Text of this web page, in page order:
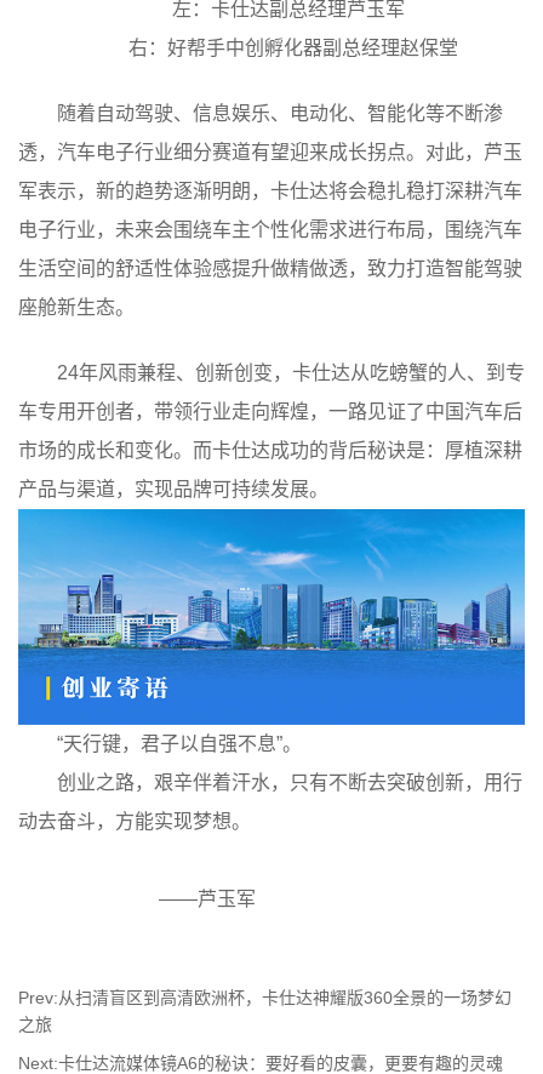
左：卡仕达副总经理芦玉军
右：好帮手中创孵化器副总经理赵保堂
随着自动驾驶、信息娱乐、电动化、智能化等不断渗
透，汽车电子行业细分赛道有望迎来成长拐点。对此，芦玉
军表示，新的趋势逐渐明朗，卡仕达将会稳扎稳打深耕汽车
电子行业，未来会围绕车主个性化需求进行布局，围绕汽车
生活空间的舒适性体验感提升做精做透，致力打造智能驾驶
座舱新生态。
24年风雨兼程、创新创变，卡仕达从吃螃蟹的人、到专
车专用开创者，带领行业走向辉煌，一路见证了中国汽车后
市场的成长和变化。而卡仕达成功的背后秘诀是：厚植深耕
产品与渠道，实现品牌可持续发展。
“天行键，君子以自强不息”。
创业之路，艰辛伴着汗水，只有不断去突破创新，用行
动去奋斗，方能实现梦想。
——芦玉军
Prev:从扫清盲区到高清欧洲杯，卡仕达神耀版360全景的一场梦幻
之旅
Next:卡仕达流媒体镜A6的秘诀：要好看的皮囊，更要有趣的灵魂